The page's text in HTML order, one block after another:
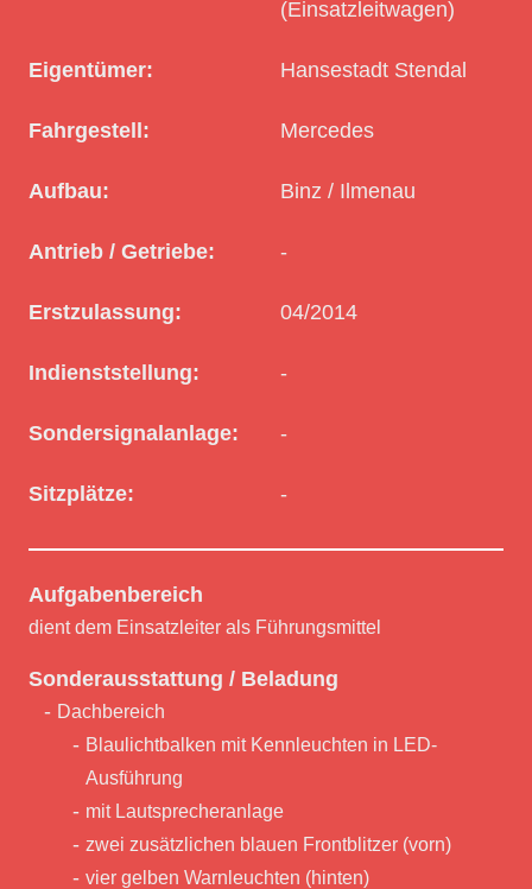
(Einsatzleitwagen)
Eigentümer: Hansestadt Stendal
Fahrgestell: Mercedes
Aufbau: Binz / Ilmenau
Antrieb / Getriebe: -
Erstzulassung: 04/2014
Indienststellung: -
Sondersignalanlage: -
Sitzplätze: -
Aufgabenbereich
dient dem Einsatzleiter als Führungsmittel
Sonderausstattung / Beladung
Dachbereich
Blaulichtbalken mit Kennleuchten in LED-
Ausführung
mit Lautsprecheranlage
zwei zusätzlichen blauen Frontblitzer (vorn)
vier gelben Warnleuchten (hinten)